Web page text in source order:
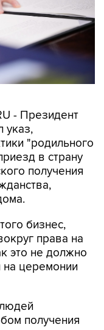
- Президент
указ,
"родильного
в страну
получения
бизнес,
права на
это не должно
на церемонии
получения